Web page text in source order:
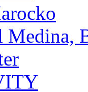
Medina,